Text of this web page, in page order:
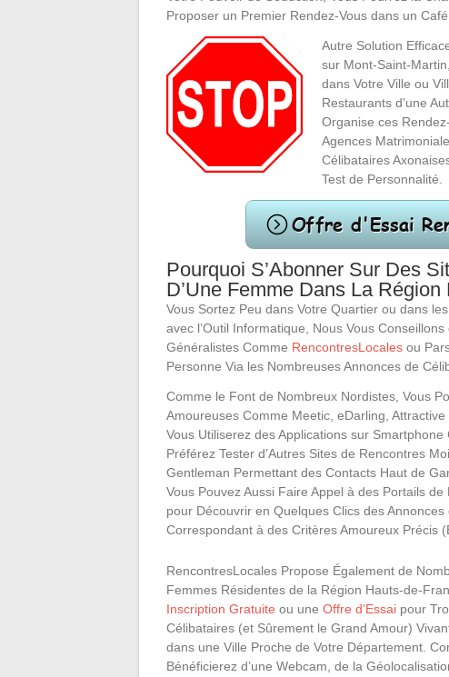
Proposer un Premier Rendez-Vous dans un Café
Autre Solution
sur Mont-Saint-
dans Votre Ville ou
Restaurants d’une
Organise ces
Agences
Célibataires
Test de Personnalité.
Pourquoi S’Abonner Sur Des
D’Une Femme Dans La
Vous Sortez Peu dans Votre Quartier ou dans
avec l’Outil Informatique, Nous Vous
Généralistes Comme RencontresLocales ou
Personne Via les Nombreuses Annonces de
Comme le Font de Nombreux Nordistes, Vous
Amoureuses Comme Meetic, eDarling,
Vous Utiliserez des Applications sur
Préférez Tester d’Autres Sites de Rencontres
Gentleman Permettant des Contacts Haut de
Vous Pouvez Aussi Faire Appel à des Portails
pour Découvrir en Quelques Clics des Annonces
Correspondant à des Critères Amoureux Précis
RencontresLocales Propose Également de
Femmes Résidentes de la Région Hauts-de-
Inscription Gratuite ou une Offre d’Essai pour
Célibataires (et Sûrement le Grand Amour)
dans une Ville Proche de Votre Département.
Bénéficierez d’une Webcam, de la